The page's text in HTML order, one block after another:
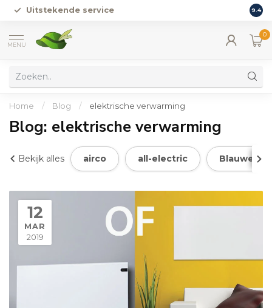
Uitstekende service 9.4
MENU
0
Home / Blog / elektrische verwarming
Blog: elektrische verwarming
Bekijk alles airco all-electric Blauwe
12
MAR
2019